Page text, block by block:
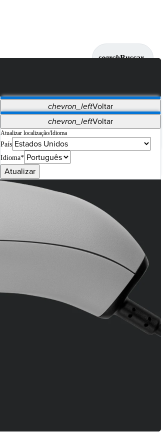
searchBuscar
chevron_leftVoltar
Vet Systems OrthoPedia Patient
Supplier Portal
Synergy Imaging & Resection
chevron_leftVoltar
Atualizar localização/Idioma
País
Idioma*
Atualizar